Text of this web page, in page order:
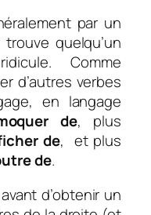
par un
quelqu’un
Comme
d’autres verbes
en langage
de, plus
de, et plus
de.
d’obtenir un